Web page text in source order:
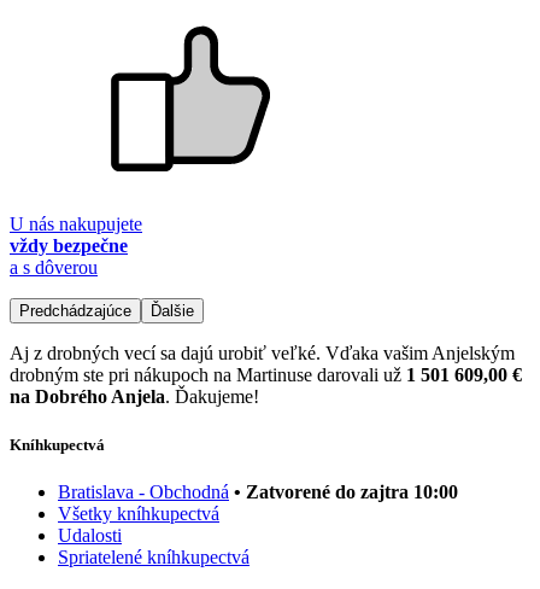
U nás nakupujete
vždy bezpečne
a s dôverou
Predchádzajúce Ďalšie
Aj z drobných vecí sa dajú urobiť veľké. Vďaka vašim Anjelským
drobným ste pri nákupoch na Martinuse darovali už 1 501 609,00 €
na Dobrého Anjela. Ďakujeme!
Kníhkupectvá
Bratislava - Obchodná • Zatvorené do zajtra 10:00
Všetky kníhkupectvá
Udalosti
Spriatelené kníhkupectvá